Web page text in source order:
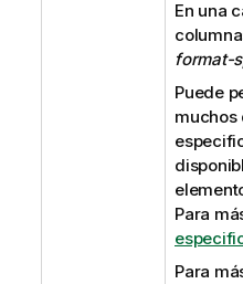
En una
format-
Puede
muchos
Para
Para